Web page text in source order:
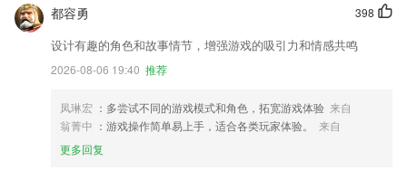
398
都容勇
设计有趣的角色和故事情节，增强游戏的吸引力和情感共鸣
2026-08-06 19:40 推荐
凤琳宏 ：多尝试不同的游戏模式和角色，拓宽游戏体验 来自
翁菁中 ：游戏操作简单易上手，适合各类玩家体验。
来自
更多回复